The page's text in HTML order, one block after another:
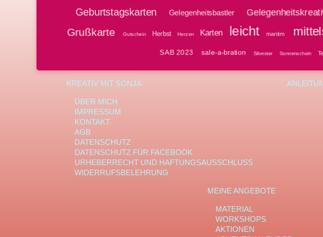
Geburtstagskarten Gelegenheitsbastler
Grußkarte Gutschein Herbst Herzen Karten leicht maritim
SAB 2023 sale-a-bration Silvester Sonnenschein
KREATIV MIT SONJA
ÜBER MICH
IMPRESSUM
KONTAKT
AGB
DATENSCHUTZ
DATENSCHUTZ FÜR FACEBOOK
URHEBERRECHT UND HAFTUNGSAUSSCHLUSS
WIDERRUFSBELEHRUNG
MEINE ANGEBOTE
MATERIAL
WORKSHOPS
AKTIONEN